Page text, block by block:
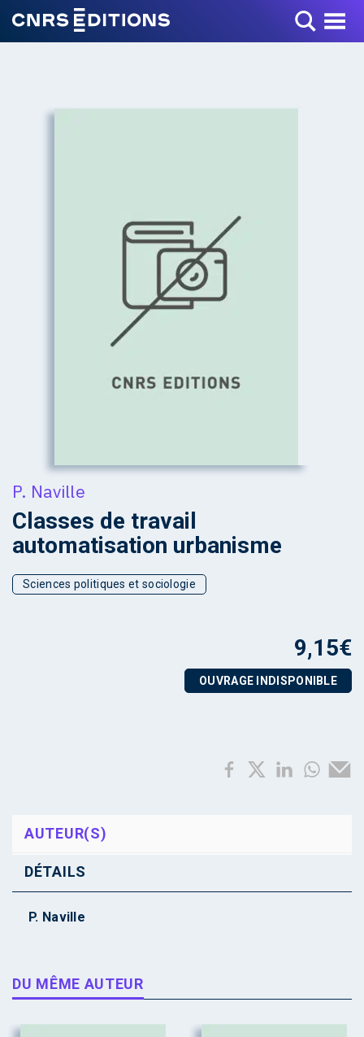
Toggle Menu
P. Naville
Classes de travail
automatisation urbanisme
Sciences politiques et sociologie
9,15€
OUVRAGE INDISPONIBLE
AUTEUR(S)
DÉTAILS
P. Naville
DU MÊME AUTEUR